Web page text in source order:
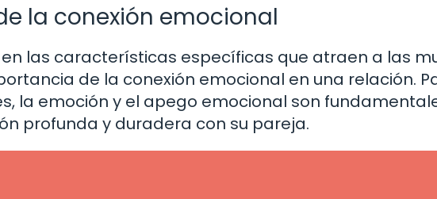
la conexión emocional
las características específicas que atraen a las
de la conexión emocional en una relación.
la emoción y el apego emocional son
profunda y duradera con su pareja.